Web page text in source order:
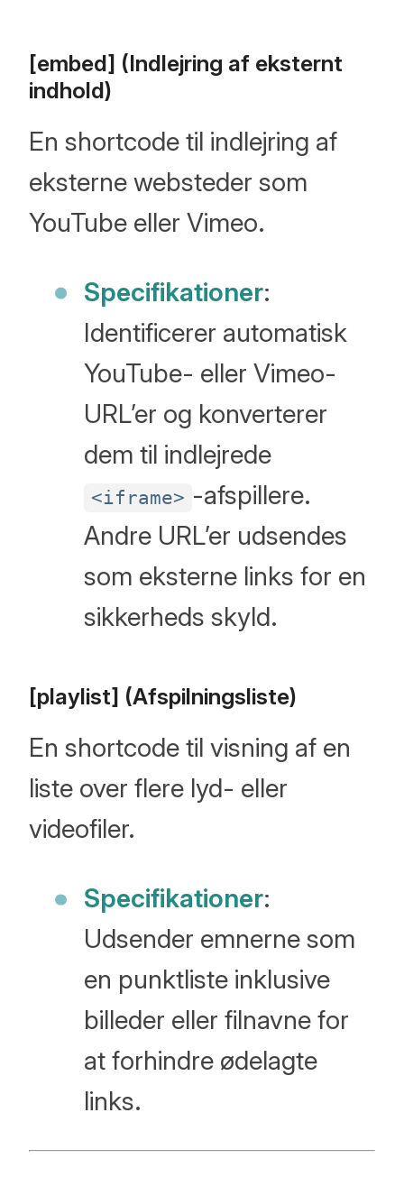
[embed] (Indlejring af eksternt
indhold)
En shortcode til indlejring af
eksterne websteder som
YouTube eller Vimeo.
Specifikationer:
Identificerer automatisk
YouTube- eller Vimeo-
URL’er og konverterer
dem til indlejrede
<iframe> -afspillere.
Andre URL’er udsendes
som eksterne links for en
sikkerheds skyld.
[playlist] (Afspilningsliste)
En shortcode til visning af en
liste over flere lyd- eller
videofiler.
Specifikationer:
Udsender emnerne som
en punktliste inklusive
billeder eller filnavne for
at forhindre ødelagte
links.